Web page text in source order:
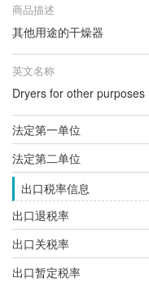
商品描述
其他用途的干燥器
英文名称
Dryers for other purposes
法定第一单位
法定第二单位
出口税率信息
出口退税率
出口关税率
出口暂定税率